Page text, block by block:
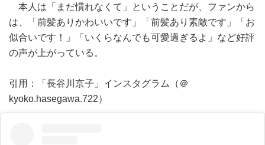
本人は「まだ慣れなくて」ということだが、ファンから
は、「前髪ありかわいいです」「前髪あり素敵です」「お
似合いです！」「いくらなんでも可愛過ぎるよ」など好評
の声が上がっている。
引用：「長谷川京子」インスタグラム（＠
kyoko.hasegawa.722）